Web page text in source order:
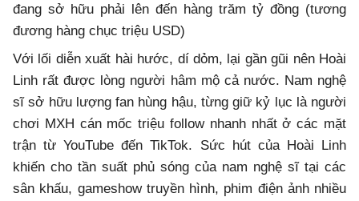
đang sở hữu phải lên đến hàng trăm tỷ đồng (tương
đương hàng chục triệu USD)
Với lối diễn xuất hài hước, dí dỏm, lại gần gũi nên Hoài
Linh rất được lòng người hâm mộ cả nước. Nam nghệ
sĩ sở hữu lượng fan hùng hậu, từng giữ kỷ lục là người
chơi MXH cán mốc triệu follow nhanh nhất ở các mặt
trận từ YouTube đến TikTok. Sức hút của Hoài Linh
khiến cho tần suất phủ sóng của nam nghệ sĩ tại các
sân khấu, gameshow truyền hình, phim điện ảnh nhiều